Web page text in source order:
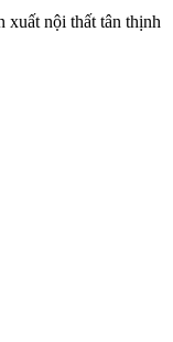
xuất nội thất tân thịnh